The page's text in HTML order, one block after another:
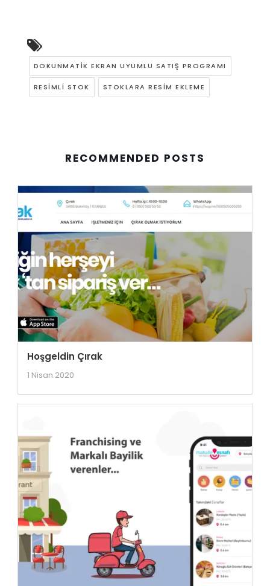
DOKUNMATIK EKRAN UYUMLU SATIŞ PROGRAMI
RESIMLI STOK STOKLARA RESIM EKLEME
RECOMMENDED POSTS
Hoşgeldin Çırak
1 Nisan 2020